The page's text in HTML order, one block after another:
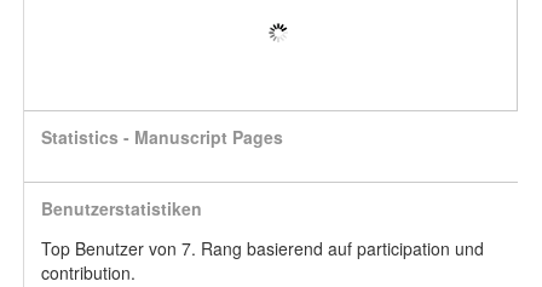
Statistics - Manuscript Pages
Benutzerstatistiken
Top Benutzer von 7. Rang basierend auf participation und
contribution.